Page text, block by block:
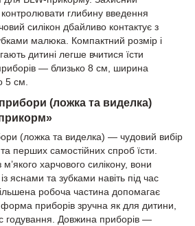
глибину введення
силікон дбайливо контактує з
малюка. Компактний розмір і
дитині легше вчитися їсти
— близько 8 см, ширина
5 см.
(ложка та виделка)
(ложка та виделка) — чудовий вибір
перших самостійних спроб їсти.
м’якого харчового силікону, вони
яснами та зубками навіть під час
робоча частина допомагає
приборів зручна як для дитини,
годування. Довжина приборів —